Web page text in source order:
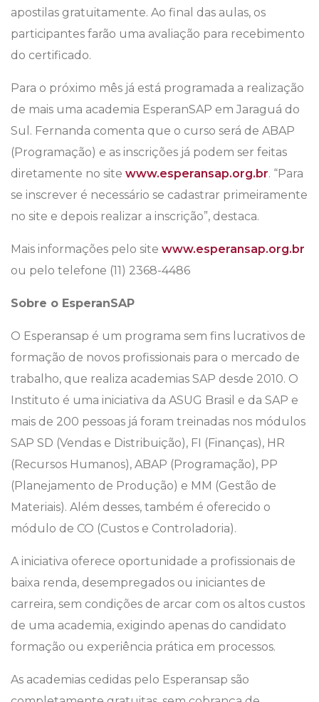
apostilas gratuitamente. Ao final das aulas, os
participantes farão uma avaliação para recebimento
do certificado.
Para o próximo mês já está programada a realização
de mais uma academia EsperanSAP em Jaraguá do
Sul. Fernanda comenta que o curso será de ABAP
(Programação) e as inscrições já podem ser feitas
diretamente no site www.esperansap.org.br. “Para
se inscrever é necessário se cadastrar primeiramente
no site e depois realizar a inscrição”, destaca.
Mais informações pelo site www.esperansap.org.br
ou pelo telefone (11) 2368-4486
Sobre o EsperanSAP
O Esperansap é um programa sem fins lucrativos de
formação de novos profissionais para o mercado de
trabalho, que realiza academias SAP desde 2010. O
Instituto é uma iniciativa da ASUG Brasil e da SAP e
mais de 200 pessoas já foram treinadas nos módulos
SAP SD (Vendas e Distribuição), FI (Finanças), HR
(Recursos Humanos), ABAP (Programação), PP
(Planejamento de Produção) e MM (Gestão de
Materiais). Além desses, também é oferecido o
módulo de CO (Custos e Controladoria).
A iniciativa oferece oportunidade a profissionais de
baixa renda, desempregados ou iniciantes de
carreira, sem condições de arcar com os altos custos
de uma academia, exigindo apenas do candidato
formação ou experiência prática em processos.
As academias cedidas pelo Esperansap são